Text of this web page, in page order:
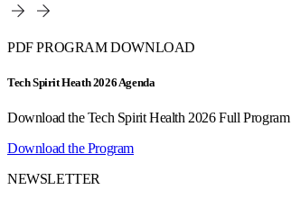
PDF PROGRAM DOWNLOAD
Tech Spirit Heath 2026 Agenda
Download the Tech Spirit Health 2026 Full Program
Download the Program
NEWSLETTER